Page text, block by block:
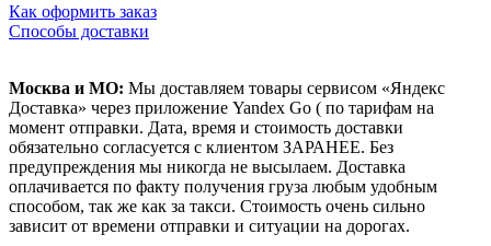
Как оформить заказ
Способы доставки
Москва и МО: Мы доставляем товары сервисом «Яндекс
Доставка» через приложение Yandex Go ( по тарифам на
момент отправки. Дата, время и стоимость доставки
обязательно согласуется с клиентом ЗАРАНЕЕ. Без
предупреждения мы никогда не высылаем. Доставка
оплачивается по факту получения груза любым удобным
способом, так же как за такси. Стоимость очень сильно
зависит от времени отправки и ситуации на дорогах.